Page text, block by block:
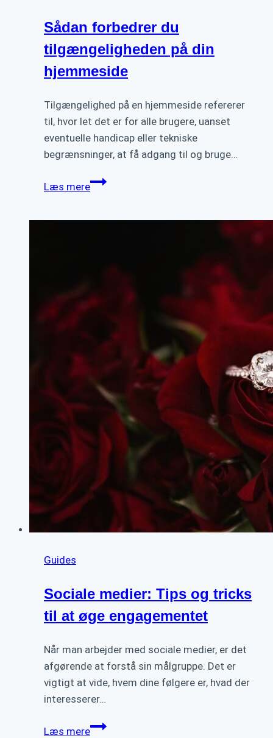
Sådan forbedrer du
tilgængeligheden på din
hjemmeside
Tilgængelighed på en hjemmeside refererer
til, hvor let det er for alle brugere, uanset
eventuelle handicap eller tekniske
begrænsninger, at få adgang til og bruge…
Læs mereSådan
Guides
Sociale medier: Tips og tricks
til at øge engagementet
Når man arbejder med sociale medier, er det
afgørende at forstå sin målgruppe. Det er
vigtigt at vide, hvem dine følgere er, hvad der
interesserer…
Læs mereSociale